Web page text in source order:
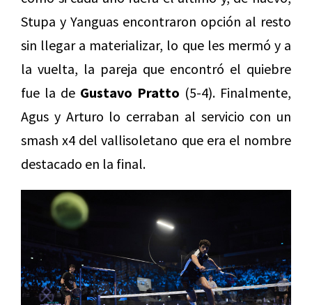
Stupa y Yanguas encontraron opción al resto
sin llegar a materializar, lo que les mermó y a
la vuelta, la pareja que encontró el quiebre
fue la de Gustavo Pratto (5-4). Finalmente,
Agus y Arturo lo cerraban al servicio con un
smash x4 del vallisoletano que era el nombre
destacado en la final.